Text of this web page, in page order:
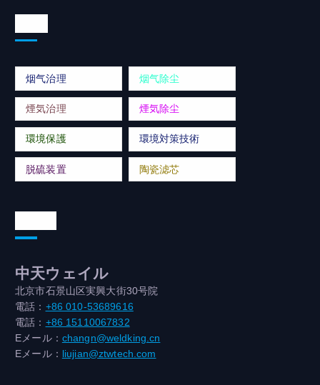
烟气治理 烟气除尘
煙気治理 煙気除尘
環境保護 環境対策技術
脱硫装置 陶瓷滤芯
中天ウェイル
北京市石景山区実興大街30号院
電話： +86 010-53689616
電話： +86 15110067832
Eメール： changn@weldking.cn
Eメール： liujian@ztwtech.com